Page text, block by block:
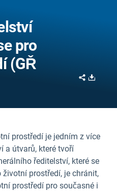
pro
(GŘ
Share
prostředí je jedním z více
a útvarů, které tvoří
ředitelství, které se
prostředí, je chránit,
prostředí pro současné i